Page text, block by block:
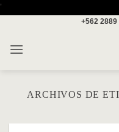
'
+562 2889
ARCHIVOS DE